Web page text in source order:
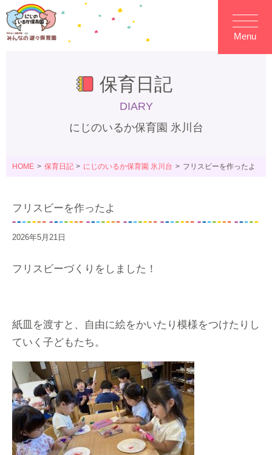
Menu
保育日記
DIARY
にじのいるか保育園 氷川台
HOME 保育日記 にじのいるか保育園 氷川台 フリスビーを作ったよ
フリスビーを作ったよ
2026年5月21日
フリスビーづくりをしました！
紙皿を渡すと、自由に絵をかいたり模様をつけたりし
ていく子どもたち。